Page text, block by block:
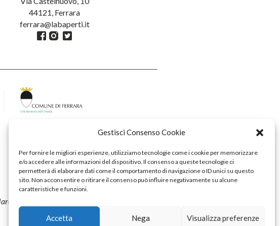
Gestisci Consenso Cookie
Per fornire le migliori esperienze, utilizziamo tecnologie come i cookie per memorizzare
e/o accedere alle informazioni del dispositivo. Il consenso a queste tecnologie ci
permetterà di elaborare dati come il comportamento di navigazione o ID unici su questo
sito. Non acconsentire o ritirare il consenso può influire negativamente su alcune
caratteristiche e funzioni.
Accetta Nega Visualizza preferenze
44121, Ferrara
ferrara@labaperti.it
Caselli